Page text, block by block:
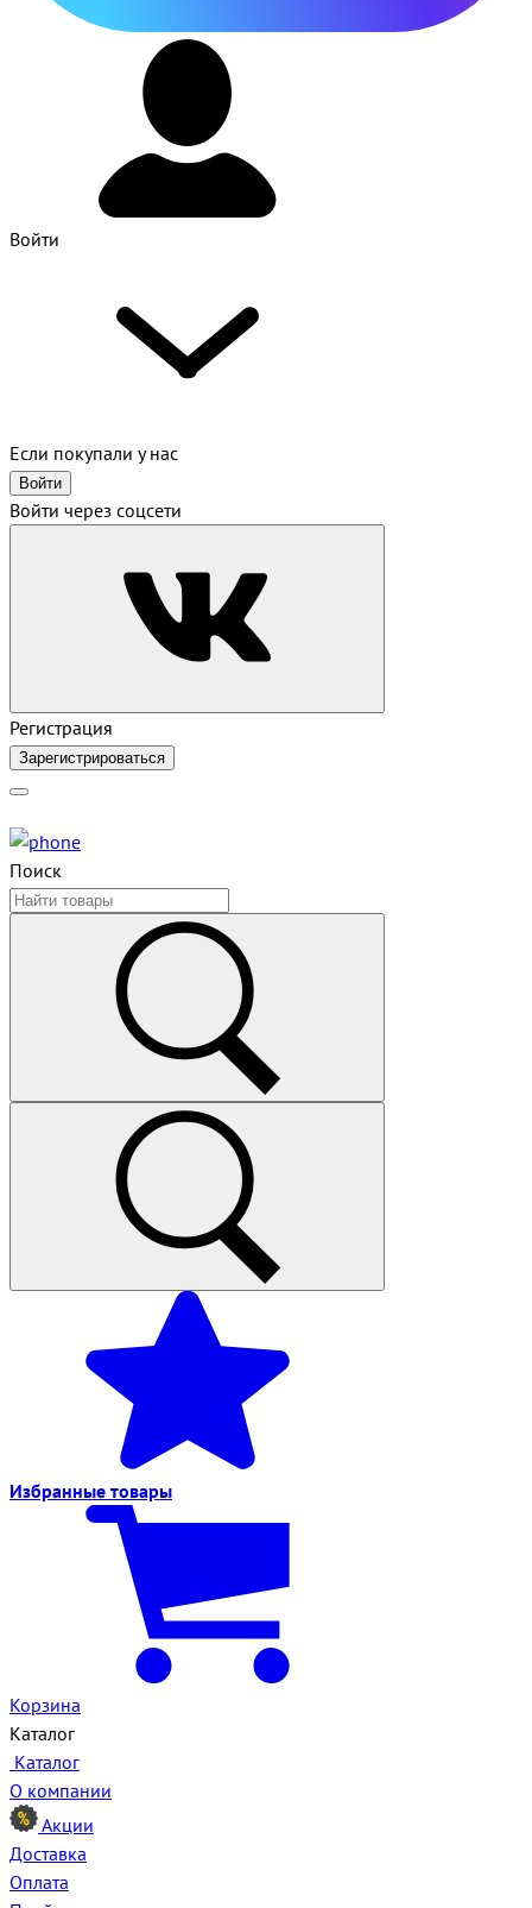
Войти
Если покупали у нас
Войти
Войти через соцсети
Регистрация
Зарегистрироваться
Поиск
Избранные товары
Корзина
Каталог
Каталог
О компании
Акции
Доставка
Оплата